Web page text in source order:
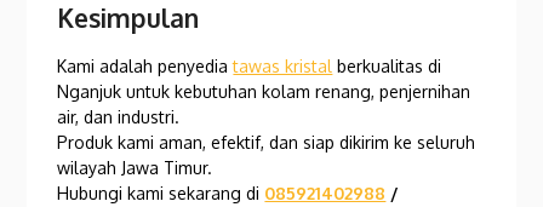
Kesimpulan
Kami adalah penyediatawas kristal berkualitas di
Nganjuk untuk kebutuhan kolam renang, penjernihan
air, dan industri.
Produk kami aman, efektif, dan siap dikirim ke seluruh
wilayah Jawa Timur.
Hubungi kami sekarang di 085921402988 /